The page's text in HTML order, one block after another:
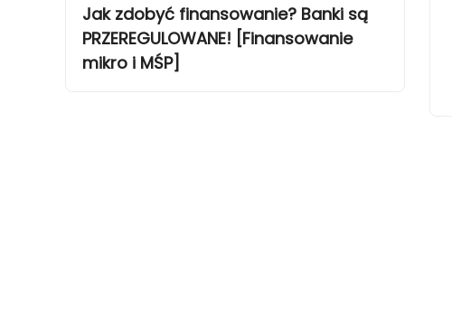
Jak zdobyć finansowanie? Banki są
PRZEREGULOWANE! [Finansowanie
mikro i MŚP]